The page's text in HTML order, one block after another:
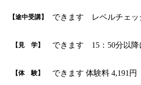
【途中受講】 できます レベルチェッ
【見 学】 できます 15：50分以降
【体 験】 できます 体験料 4,191円